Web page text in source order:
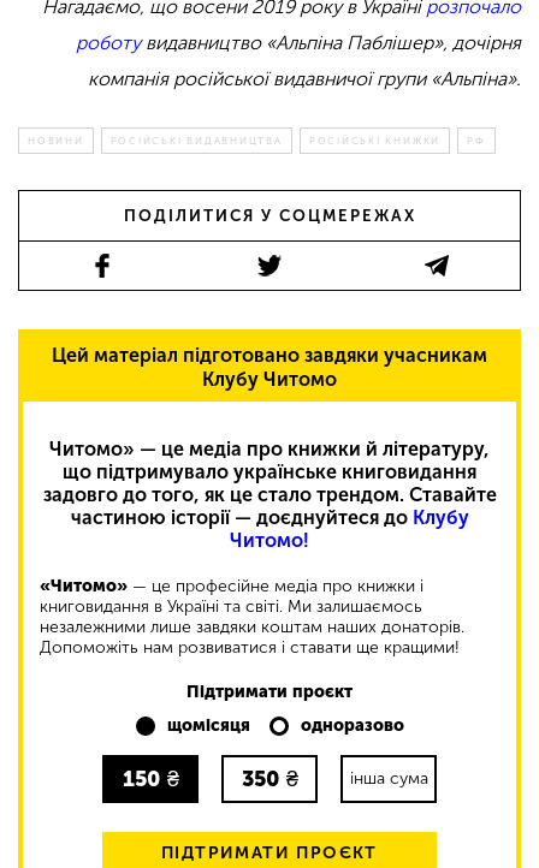
Нагадаємо, що восени 2019 року в Україні розпочало
роботувидавництво «Альпіна Паблішер», дочірня
компанія російської видавничої групи «Альпіна».
НОВИНИ РОСІЙСЬКІ ВИДАВНИЦТВА РОСІЙСЬКІ КНИЖКИ РФ
ПОДІЛИТИСЯ У СОЦМЕРЕЖАХ
Цей матеріал підготовано завдяки учасникам
Клубу Читомо
Читомо» — це медіа про книжки й літературу,
що підтримувало українське книговидання
задовго до того, як це стало трендом. Ставайте
частиною історії — доєднуйтеся до Клубу
Читомо!
«Читомо» — це професійне медіа про книжки і
книговидання в Україні та світі. Ми залишаємось
незалежними лише завдяки коштам наших донаторів.
Допоможіть нам розвиватися і ставати ще кращими!
Підтримати проєкт
щомісяця
одноразово
150 ₴ 350 ₴ інша сума
ПІДТРИМАТИ ПРОЄКТ